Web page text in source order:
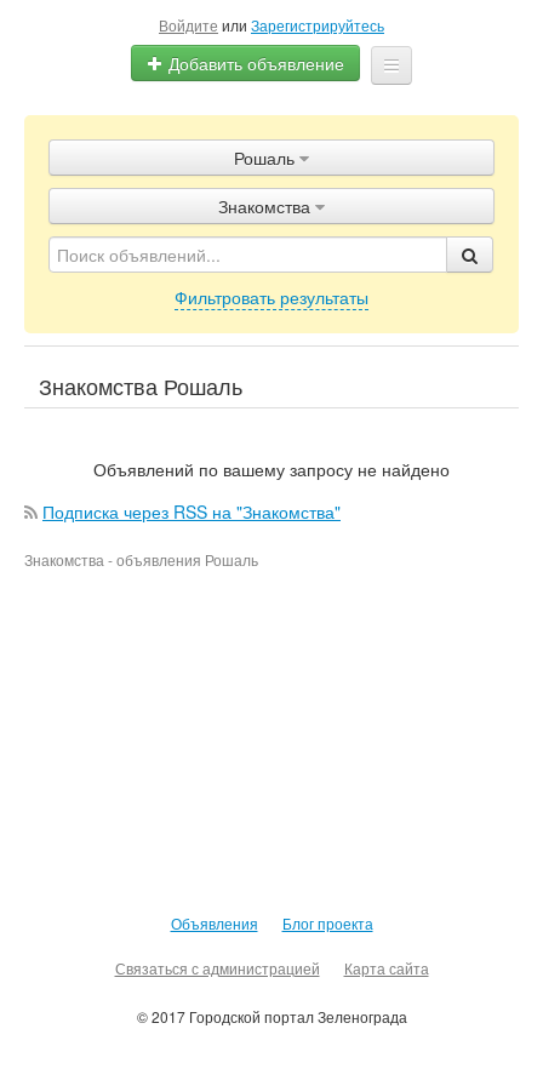
Войдите или Зарегистрируйтесь
Добавить объявление
Объявления
Блог
Рошаль
Знакомства
Фильтровать результаты
Знакомства Рошаль
Объявлений по вашему запросу не найдено
Подписка через RSS на "Знакомства"
Знакомства - объявления Рошаль
Объявления Блог проекта
Связаться с администрацией Карта сайта
© 2017 Городской портал Зеленограда